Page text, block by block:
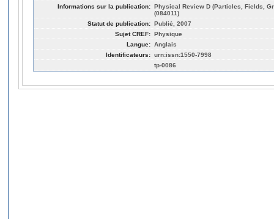
Informations sur la publication: Physical Review D (Particles, Fields,
(084011)
Statut de publication: Publié, 2007
Sujet CREF: Physique
Langue: Anglais
Identificateurs: urn:issn:1550-7998
tp-0086